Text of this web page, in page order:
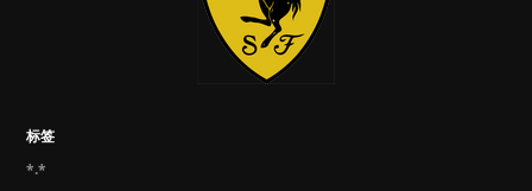
标签
*.*